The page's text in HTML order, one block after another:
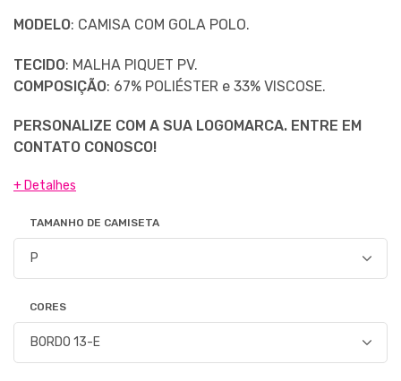
MODELO: CAMISA COM GOLA POLO.
TECIDO: MALHA PIQUET PV.
COMPOSIÇÃO: 67% POLIÉSTER e 33% VISCOSE.
PERSONALIZE COM A SUA LOGOMARCA. ENTRE EM
CONTATO CONOSCO!
+ Detalhes
TAMANHO DE CAMISETA
CORES